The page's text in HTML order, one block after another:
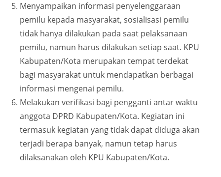
Menyampaikan informasi penyelenggaraan
pemilu kepada masyarakat, sosialisasi pemilu
tidak hanya dilakukan pada saat pelaksanaan
pemilu, namun harus dilakukan setiap saat. KPU
Kabupaten/Kota merupakan tempat terdekat
bagi masyarakat untuk mendapatkan berbagai
informasi mengenai pemilu.
Melakukan verifikasi bagi pengganti antar waktu
anggota DPRD Kabupaten/Kota. Kegiatan ini
termasuk kegiatan yang tidak dapat diduga akan
terjadi berapa banyak, namun tetap harus
dilaksanakan oleh KPU Kabupaten/Kota.